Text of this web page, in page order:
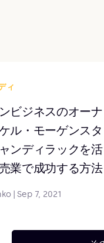
ィ
ビジネスのオーナ
ル・モーゲンスタ
ンディラックを活
業で成功する方法
Sep 7, 2021